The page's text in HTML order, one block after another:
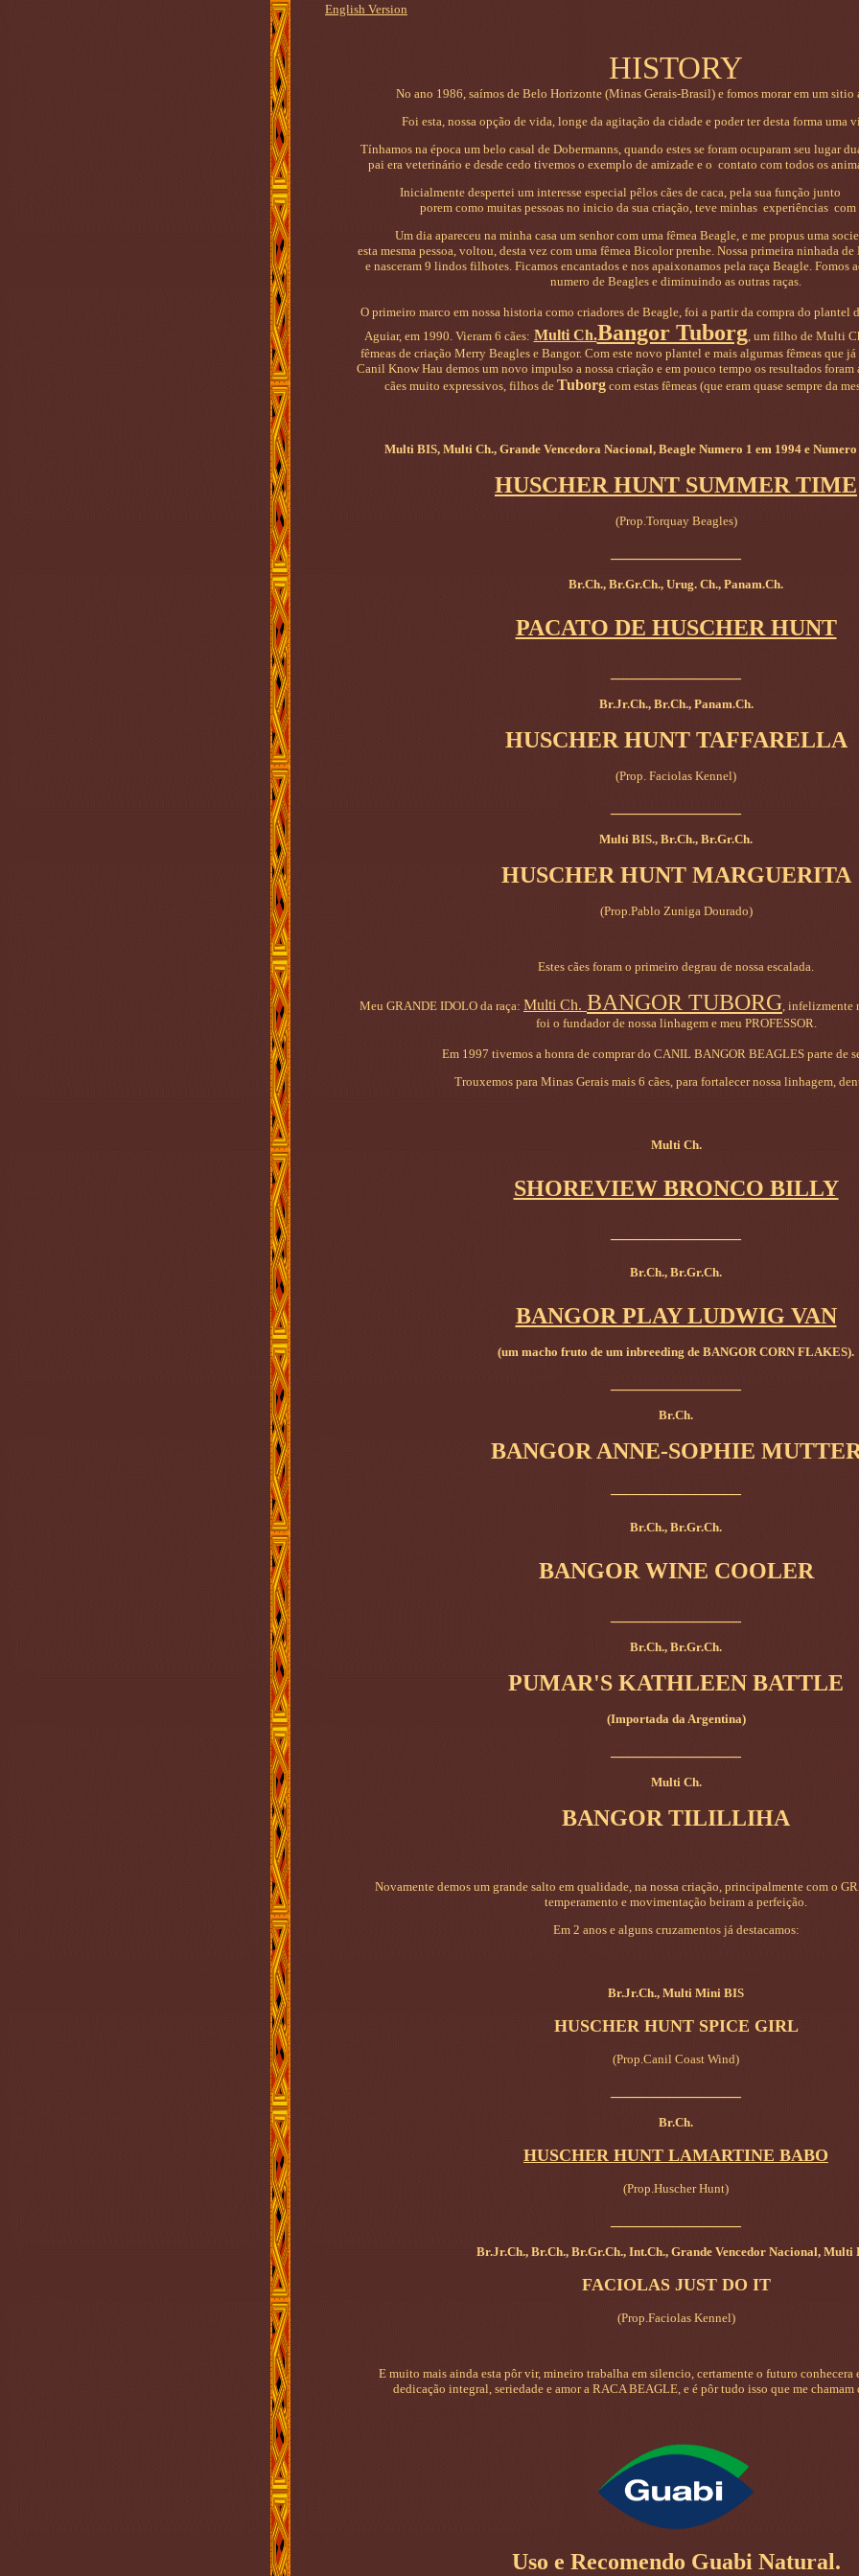
English Version
HISTORY
No ano 1986, saímos de Belo Horizonte (Minas Gerais-Brasil) e fomos morar em um sitio
Foi esta, nossa opção de vida, longe da agitação da cidade e poder ter desta forma uma
Tínhamos na época um belo casal de Dobermanns, quando estes se foram ocuparam seu lugar
pai era veterinário e desde cedo tivemos o exemplo de amizade e o contato com todos os
Inicialmente despertei um interesse especial pêlos cães de caca, pela sua
porem como muitas pessoas no inicio da sua criação, teve minhas experiências com
Um dia apareceu na minha casa um senhor com uma fêmea Beagle, e me propus uma
esta mesma pessoa, voltou, desta vez com uma fêmea Bicolor prenhe. Nossa primeira ninhada
e nasceram 9 lindos filhotes. Ficamos encantados e nos apaixonamos pela raça Beagle. Fomos
numero de Beagles e diminuindo as outras raças.
O primeiro marco em nossa historia como criadores de Beagle, foi a partir da compra do plantel
Aguiar, em 1990. Vieram 6 cães: Multi Ch.Bangor Tuborg, um filho de Multi
fêmeas de criação Merry Beagles e Bangor. Com este novo plantel e mais algumas fêmeas que
Canil Know Hau demos um novo impulso a nossa criação e em pouco tempo os resultados
cães muito expressivos, filhos de Tuborgcom estas fêmeas (que eram quase sempre da
Multi BIS, Multi Ch., Grande Vencedora Nacional, Beagle Numero 1 em 1994 e
HUSCHER HUNT SUMMER TIME
(Prop.Torquay Beagles)
Br.Ch., Br.Gr.Ch., Urug. Ch., Panam.Ch.
PACATO DE HUSCHER HUNT
Br.Jr.Ch., Br.Ch., Panam.Ch.
HUSCHER HUNT TAFFARELLA
(Prop. Faciolas Kennel)
Multi BIS., Br.Ch., Br.Gr.Ch.
HUSCHER HUNT MARGUERITA
(Prop.Pablo Zuniga Dourado)
Estes cães foram o primeiro degrau de nossa escalada.
Meu GRANDE IDOLO da raça: Multi Ch. BANGOR TUBORG, infelizmente
foi o fundador de nossa linhagem e meu PROFESSOR.
Em 1997 tivemos a honra de comprar do CANIL BANGOR BEAGLES parte de
Trouxemos para Minas Gerais mais 6 cães, para fortalecer nossa linhagem,
Multi Ch.
SHOREVIEW BRONCO BILLY
Br.Ch., Br.Gr.Ch.
BANGOR PLAY LUDWIG VAN
(um macho fruto de um inbreeding de BANGOR CORN FLAKES).
Br.Ch.
BANGOR ANNE-SOPHIE
Br.Ch., Br.Gr.Ch.
BANGOR WINE COOLER
Br.Ch., Br.Gr.Ch.
PUMAR'S KATHLEEN BATTLE
(Importada da Argentina)
Multi Ch.
BANGOR TILILLIHA
Novamente demos um grande salto em qualidade, na nossa criação, principalmente com o
temperamento e movimentação beiram a perfeição.
Em 2 anos e alguns cruzamentos já destacamos:
Br.Jr.Ch., Multi Mini BIS
HUSCHER HUNT SPICE GIRL
(Prop.Canil Coast Wind)
Br.Ch.
HUSCHER HUNT LAMARTINE BABO
(Prop.Huscher Hunt)
Br.Jr.Ch., Br.Ch., Br.Gr.Ch., Int.Ch., Grande Vencedor Nacional, Multi
FACIOLAS JUST DO IT
(Prop.Faciolas Kennel)
E muito mais ainda esta pôr vir, mineiro trabalha em silencio, certamente o futuro conhecera
dedicação integral, seriedade e amor a RACA BEAGLE, e é pôr tudo isso que me
Uso e Recomendo Guabi Natural.